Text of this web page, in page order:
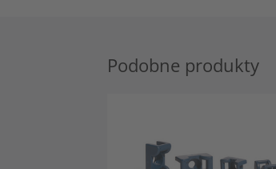
Podobne produkty